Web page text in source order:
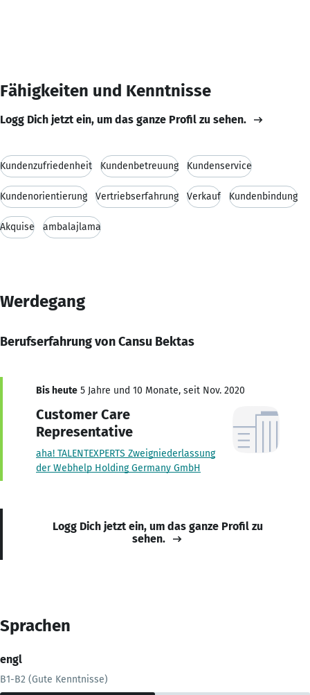
Fähigkeiten und Kenntnisse
Logg Dich jetzt ein, um das ganze Profil zu sehen.
Kundenzufriedenheit Kundenbetreuung Kundenservice
Kundenorientierung Vertriebserfahrung Verkauf Kundenbindung
Akquise ambalajlama
Werdegang
Berufserfahrung von Cansu Bektas
Bis heute 5 Jahre und 10 Monate, seit Nov. 2020
Customer Care
Representative
aha! TALENTEXPERTS Zweigniederlassung
der Webhelp Holding Germany GmbH
Logg Dich jetzt ein, um das ganze Profil zu
sehen.
Sprachen
engl
B1-B2 (Gute Kenntnisse)